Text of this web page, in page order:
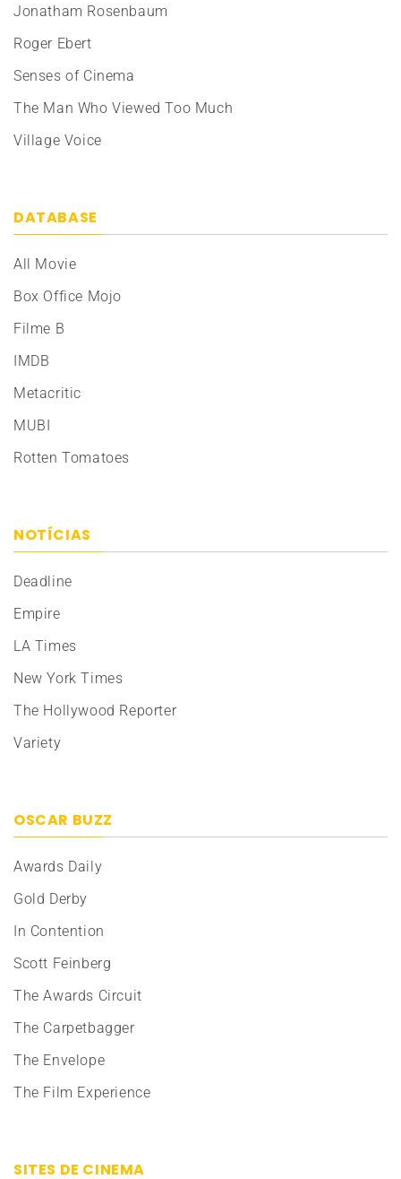
Jonatham Rosenbaum
Roger Ebert
Senses of Cinema
The Man Who Viewed Too Much
Village Voice
DATABASE
All Movie
Box Office Mojo
Filme B
IMDB
Metacritic
MUBI
Rotten Tomatoes
NOTÍCIAS
Deadline
Empire
LA Times
New York Times
The Hollywood Reporter
Variety
OSCAR BUZZ
Awards Daily
Gold Derby
In Contention
Scott Feinberg
The Awards Circuit
The Carpetbagger
The Envelope
The Film Experience
SITES DE CINEMA